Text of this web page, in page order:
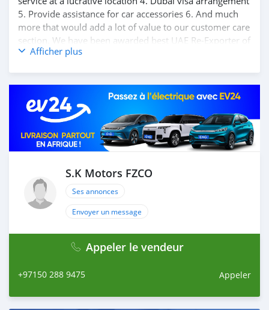
5. Provide assistance for car accessories 6. And much
more that would add a lot of value to our customer care
section. We have been awarded best UAE Re-Exporter of
the year 2014. We have a specialized sales team that
relationship with our clients, because SK Motors cares.
A SK MOTORS FORNECE OS SEGUINTES SERVIÇOS: 1.
Recolha gratuita do aeroporto 2. Livre escolher e soltar
instalação para tour showroom. 3. Serviço de reserva de
hotel em um local lucrativo 4. Acordo de visto de Dubai
muito mais que acrescentaria muito valor ao nosso
atendimento ao cliente. Nós fomos premiados com o
melhor re-exportador dos Emirados Árabes Unid
Afficher plus
S.K Motors FZCO
Ses annonces
Envoyer un message
Appeler le vendeur
+97150 288 9475 Appeler